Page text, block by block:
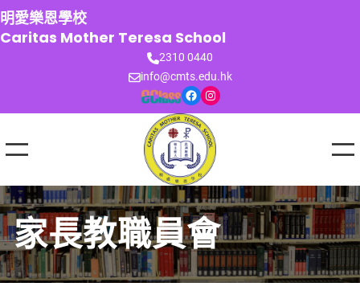
跳
至
主
明愛樂恩學校
Caritas Mother Teresa School
2310 0440
info@cmts.edu.hk
Facebook Instagram
家長教職員會